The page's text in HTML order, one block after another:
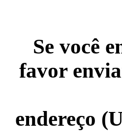
Se você
favor
endereço